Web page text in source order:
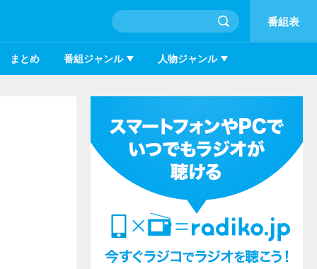
番組表
まとめ 番組ジャンル 人物ジャンル